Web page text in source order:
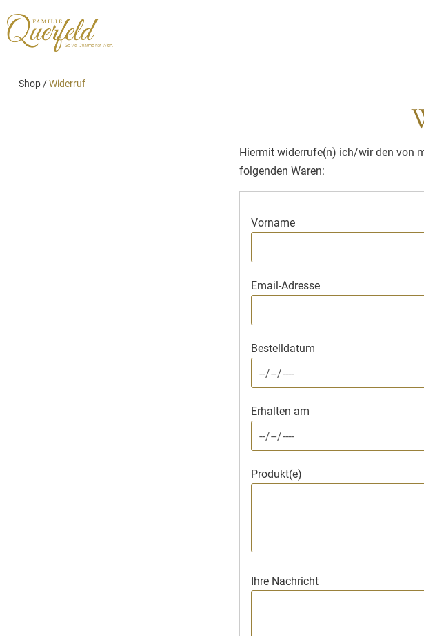
Shop /Widerruf
Hiermit widerrufe(n) ich/wir den von
folgenden Waren:
Vorname
Email-Adresse
Bestelldatum
Erhalten am
Produkt(e)
Ihre Nachricht